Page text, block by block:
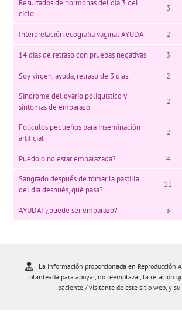
Resultados de hormonas del día 3 del
ciclo
3
Interpretación ecografía vaginal AYUDA 2
14 días de retraso con pruebas negativas 3
Soy virgen, ayuda, retraso de 3 días. 2
Síndrome del ovario poliquístico y
síntomas de embarazo
2
Folículos pequeños para inseminación
artificial
2
Puedo o no estar embarazada? 4
Sangrado después de tomar la pastilla
del día después, qué pasa?
11
AYUDA! ¿puede ser embarazo? 3
La información proporcionada en Reproducción
planteada para apoyar, no reemplazar, la relación
paciente / visitante de este sitio web, y su